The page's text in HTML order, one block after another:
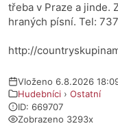
Vloženo 6.8.2026
Hudebníci › Ostatní
ID: 669707
Zobrazeno 3293x
třeba v Praze a jinde.
hraných písní. Tel:
http://